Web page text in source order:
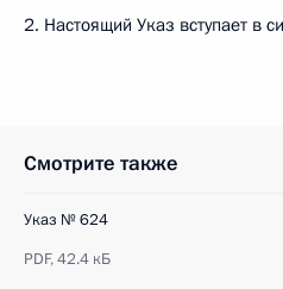
2. Настоящий Указ вступает в
Смотрите также
Указ № 624
PDF,42.4 кБ